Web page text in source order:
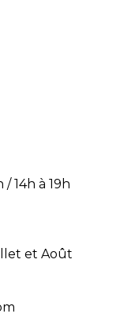
/ 14h à 19h
et Août